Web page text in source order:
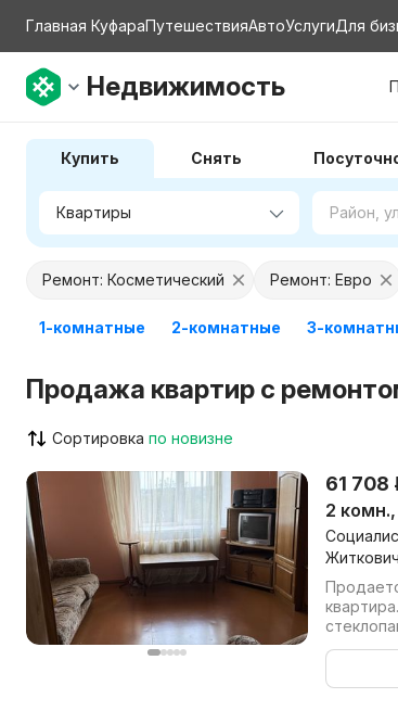
Главная КуфараПутешествияАвтоУслугиДля
Недвижимость
Купить Снять
Ремонт: Косметический Ремонт: Евро
1-комнатные 2-комнатные 3-
Продажа квартир с
Сортировка по новизне
61 708
2
квартира. На кухне и в зале установлены